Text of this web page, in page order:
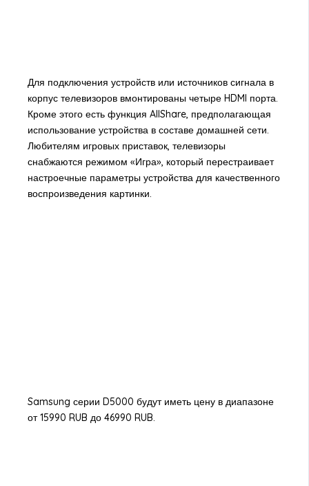
Для подключения устройств или источников сигнала в
корпус телевизоров вмонтированы четыре HDMI порта.
Кроме этого есть функция AllShare, предполагающая
использование устройства в составе домашней сети.
Любителям игровых приставок, телевизоры
снабжаются режимом «Игра», который перестраивает
настроечные параметры устройства для качественного
воспроизведения картинки.
Samsung серии D5000 будут иметь цену в диапазоне
от 15990 RUB до 46990 RUB.